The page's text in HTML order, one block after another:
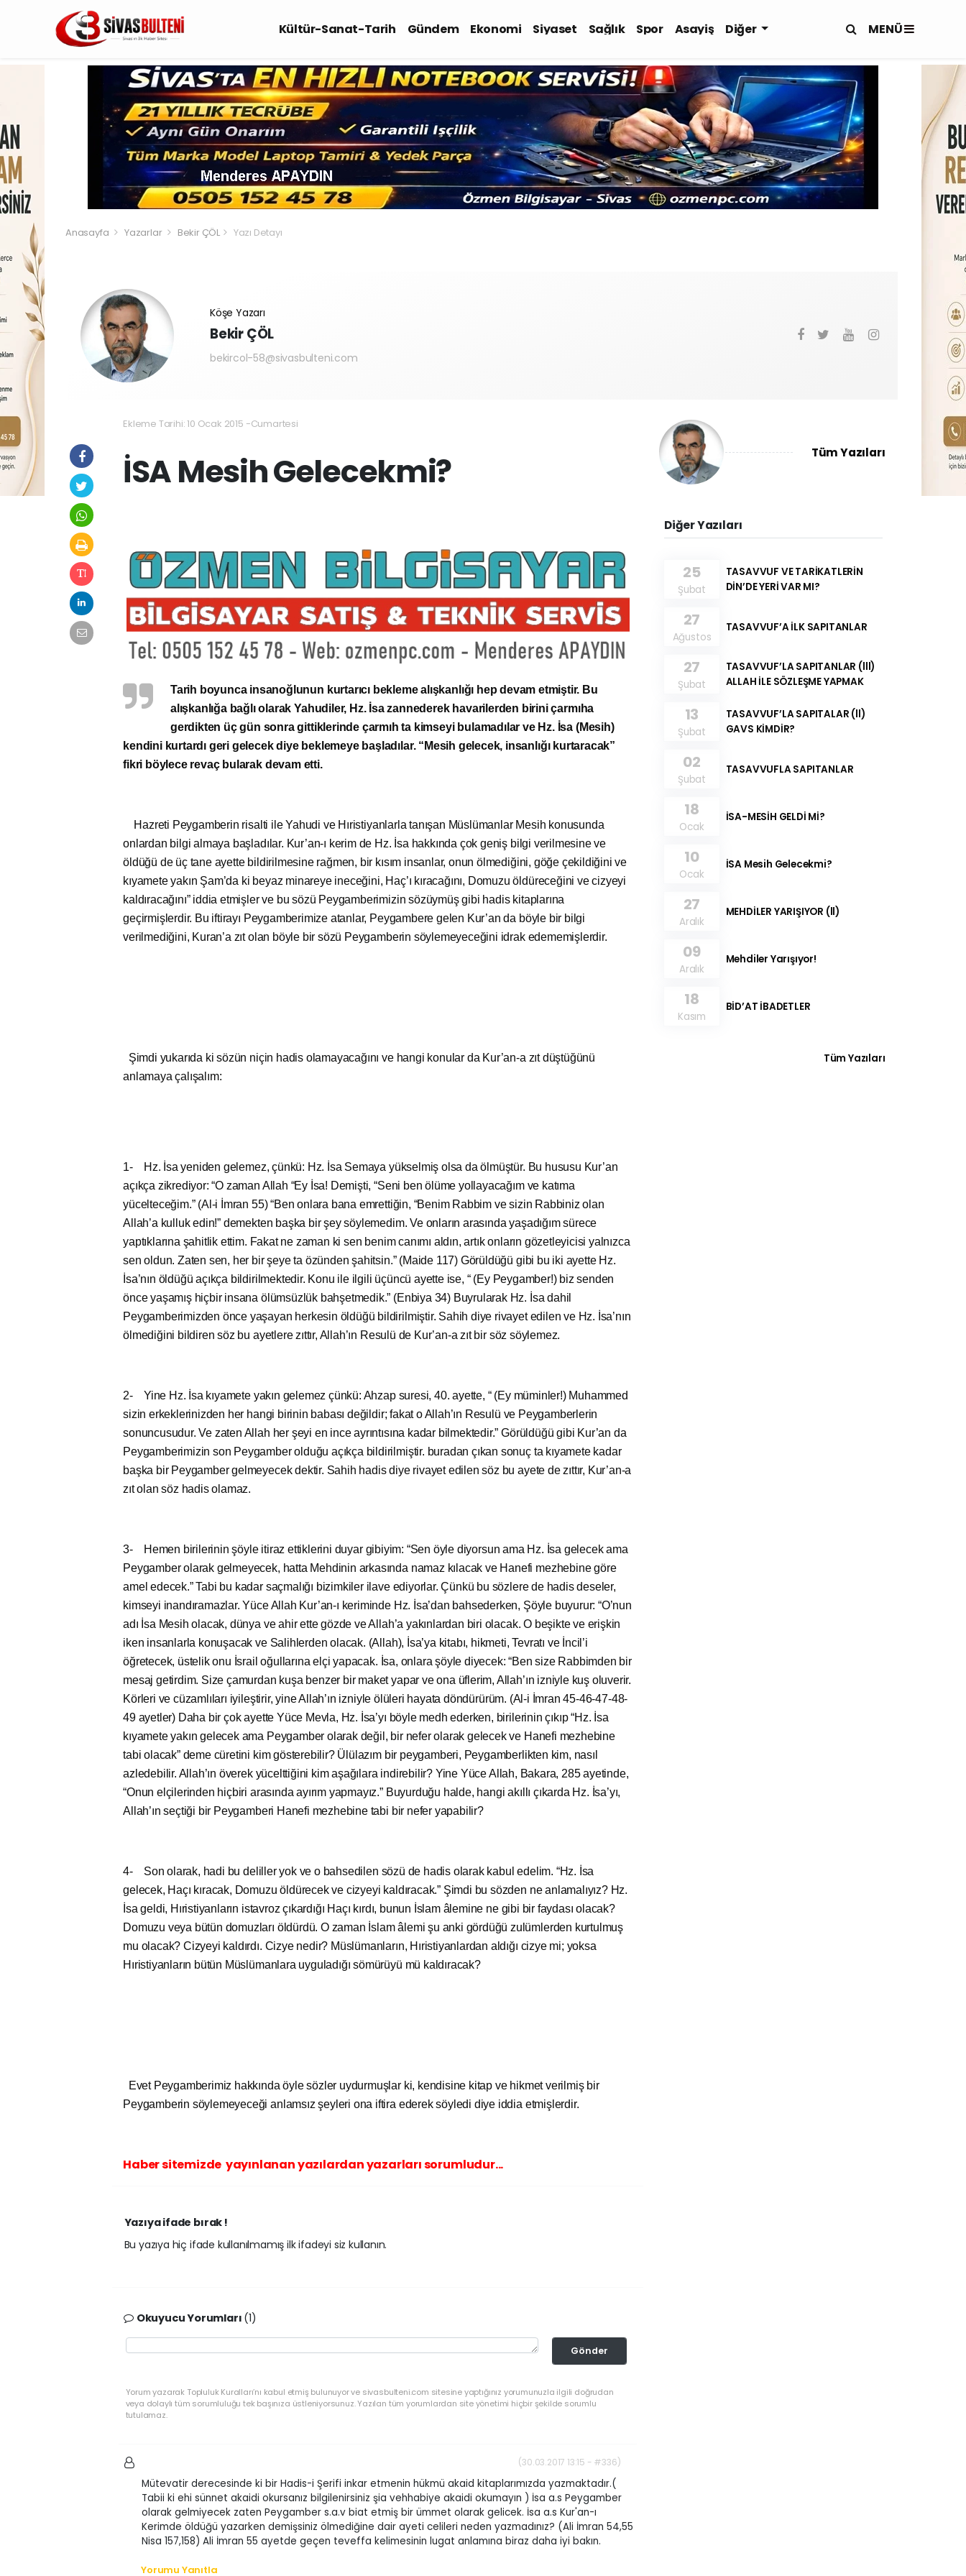
Kültür-Sanat-Tarih Gündem Ekonomi Siyaset Sağlık Spor Asayiş Diğer MENÜ
Anasayfa Yazarlar Bekir ÇÖL Yazı Detayı
Köşe Yazarı
Bekir ÇÖL
bekircol-58@sivasbulteni.com
Ekleme Tarihi: 10 Ocak 2015 -Cumartesi
İSA Mesih Gelecekmi?
Tarih boyunca insanoğlunun kurtarıcı bekleme alışkanlığı hep devam etmiştir. Bu
alışkanlığa bağlı olarak Yahudiler, Hz. İsa zannederek havarilerden birini çarmıha
gerdikten üç gün sonra gittiklerinde çarmıh ta kimseyi bulamadılar ve Hz. İsa (Mesih)
kendini kurtardı geri gelecek diye beklemeye başladılar. “Mesih gelecek, insanlığı kurtaracak”
fikri böylece revaç bularak devam etti.
Hazreti Peygamberin risalti ile Yahudi ve Hıristiyanlarla tanışan Müslümanlar Mesih konusunda
onlardan bilgi almaya başladılar. Kur’an-ı kerim de Hz. İsa hakkında çok geniş bilgi verilmesine ve
öldüğü de üç tane ayette bildirilmesine rağmen, bir kısım insanlar, onun ölmediğini, göğe çekildiğini ve
kıyamete yakın Şam’da ki beyaz minareye ineceğini, Haç’ı kıracağını, Domuzu öldüreceğini ve cizyeyi
kaldıracağını” iddia etmişler ve bu sözü Peygamberimizin sözüymüş gibi hadis kitaplarına
geçirmişlerdir. Bu iftirayı Peygamberimize atanlar, Peygambere gelen Kur’an da böyle bir bilgi
verilmediğini, Kuran’a zıt olan böyle bir sözü Peygamberin söylemeyeceğini idrak edememişlerdir.
Şimdi yukarıda ki sözün niçin hadis olamayacağını ve hangi konular da Kur’an-a zıt düştüğünü
anlamaya çalışalım:
1- Hz. İsa yeniden gelemez, çünkü: Hz. İsa Semaya yükselmiş olsa da ölmüştür. Bu hususu Kur’an
açıkça zikrediyor: “O zaman Allah “Ey İsa! Demişti, “Seni ben ölüme yollayacağım ve katıma
yücelteceğim.” (Al-i İmran 55) “Ben onlara bana emrettiğin, “Benim Rabbim ve sizin Rabbiniz olan
Allah’a kulluk edin!” demekten başka bir şey söylemedim. Ve onların arasında yaşadığım sürece
yaptıklarına şahitlik ettim. Fakat ne zaman ki sen benim canımı aldın, artık onların gözetleyicisi yalnızca
sen oldun. Zaten sen, her bir şeye ta özünden şahitsin.” (Maide 117) Görüldüğü gibi bu iki ayette Hz.
İsa’nın öldüğü açıkça bildirilmektedir. Konu ile ilgili üçüncü ayette ise, “ (Ey Peygamber!) biz senden
önce yaşamış hiçbir insana ölümsüzlük bahşetmedik.” (Enbiya 34) Buyrularak Hz. İsa dahil
Peygamberimizden önce yaşayan herkesin öldüğü bildirilmiştir. Sahih diye rivayet edilen ve Hz. İsa’nın
ölmediğini bildiren söz bu ayetlere zıttır, Allah’ın Resulü de Kur’an-a zıt bir söz söylemez.
2- Yine Hz. İsa kıyamete yakın gelemez çünkü: Ahzap suresi, 40. ayette, “ (Ey müminler!) Muhammed
sizin erkeklerinizden her hangi birinin babası değildir; fakat o Allah’ın Resulü ve Peygamberlerin
sonuncusudur. Ve zaten Allah her şeyi en ince ayrıntısına kadar bilmektedir.” Görüldüğü gibi Kur’an da
Peygamberimizin son Peygamber olduğu açıkça bildirilmiştir. buradan çıkan sonuç ta kıyamete kadar
başka bir Peygamber gelmeyecek dektir. Sahih hadis diye rivayet edilen söz bu ayete de zıttır, Kur’an-a
zıt olan söz hadis olamaz.
3- Hemen birilerinin şöyle itiraz ettiklerini duyar gibiyim: “Sen öyle diyorsun ama Hz. İsa gelecek ama
Peygamber olarak gelmeyecek, hatta Mehdinin arkasında namaz kılacak ve Hanefi mezhebine göre
amel edecek.” Tabi bu kadar saçmalığı bizimkiler ilave ediyorlar. Çünkü bu sözlere de hadis deseler,
kimseyi inandıramazlar. Yüce Allah Kur’an-ı keriminde Hz. İsa’dan bahsederken, Şöyle buyurur: “O’nun
adı İsa Mesih olacak, dünya ve ahir ette gözde ve Allah’a yakınlardan biri olacak. O beşikte ve erişkin
iken insanlarla konuşacak ve Salihlerden olacak. (Allah), İsa’ya kitabı, hikmeti, Tevratı ve İncil’i
öğretecek, üstelik onu İsrail oğullarına elçi yapacak. İsa, onlara şöyle diyecek: “Ben size Rabbimden bir
mesaj getirdim. Size çamurdan kuşa benzer bir maket yapar ve ona üflerim, Allah’ın izniyle kuş oluverir.
Körleri ve cüzamlıları iyileştirir, yine Allah’ın izniyle ölüleri hayata döndürürüm. (Al-i İmran 45-46-47-48-
49 ayetler) Daha bir çok ayette Yüce Mevla, Hz. İsa’yı böyle medh ederken, birilerinin çıkıp “Hz. İsa
kıyamete yakın gelecek ama Peygamber olarak değil, bir nefer olarak gelecek ve Hanefi mezhebine
tabi olacak” deme cüretini kim gösterebilir? Ülülazım bir peygamberi, Peygamberlikten kim, nasıl
azledebilir. Allah’ın överek yücelttiğini kim aşağılara indirebilir? Yine Yüce Allah, Bakara, 285 ayetinde,
“Onun elçilerinden hiçbiri arasında ayırım yapmayız.” Buyurduğu halde, hangi akıllı çıkarda Hz. İsa’yı,
Allah’ın seçtiği bir Peygamberi Hanefi mezhebine tabi bir nefer yapabilir?
4- Son olarak, hadi bu deliller yok ve o bahsedilen sözü de hadis olarak kabul edelim. “Hz. İsa
gelecek, Haçı kıracak, Domuzu öldürecek ve cizyeyi kaldıracak.” Şimdi bu sözden ne anlamalıyız? Hz.
İsa geldi, Hıristiyanların istavroz çıkardığı Haçı kırdı, bunun İslam âlemine ne gibi bir faydası olacak?
Domuzu veya bütün domuzları öldürdü. O zaman İslam âlemi şu anki gördüğü zulümlerden kurtulmuş
mu olacak? Cizyeyi kaldırdı. Cizye nedir? Müslümanların, Hıristiyanlardan aldığı cizye mi; yoksa
Hıristiyanların bütün Müslümanlara uyguladığı sömürüyü mü kaldıracak?
Evet Peygamberimiz hakkında öyle sözler uydurmuşlar ki, kendisine kitap ve hikmet verilmiş bir
Peygamberin söylemeyeceği anlamsız şeyleri ona iftira ederek söyledi diye iddia etmişlerdir.
Haber sitemizde yayınlanan yazılardan yazarları sorumludur...
Yazıya ifade bırak !
Bu yazıya hiç ifade kullanılmamış ilk ifadeyi siz kullanın.
Okuyucu Yorumları (1)
Gönder
Yorum yazarak Topluluk Kuralları’nı kabul etmiş bulunuyor ve sivasbulteni.com sitesine yaptığınız yorumunuzla ilgili doğrudan
veya dolaylı tüm sorumluluğu tek başınıza üstleniyorsunuz. Yazılan tüm yorumlardan site yönetimi hiçbir şekilde sorumlu
tutulamaz.
(30.03.2017 13:15 - #336)
Mütevatir derecesinde ki bir Hadis-i Şerifi inkar etmenin hükmü akaid kitaplarımızda yazmaktadır.(
Tabii ki ehi sünnet akaidi okursanız bilgilenirsiniz şia vehhabiye akaidi okumayın ) İsa a.s Peygamber
olarak gelmiyecek zaten Peygamber s.a.v biat etmiş bir ümmet olarak gelicek. İsa a.s Kur'an-ı
Kerimde öldüğü yazarken demişsiniz ölmediğine dair ayeti celileri neden yazmadınız? (Ali İmran 54,55
Nisa 157,158) Ali İmran 55 ayetde geçen teveffa kelimesinin lugat anlamına biraz daha iyi bakın.
Yorumu Yanıtla
Tüm Yazıları
Diğer Yazıları
25
Şubat
TASAVVUF VE TARİKATLERİN
DİN’DE YERİ VAR MI?
27
Ağustos
TASAVVUF’A İLK SAPITANLAR
27
Şubat
TASAVVUF’LA SAPITANLAR (lll)
ALLAH İLE SÖZLEŞME YAPMAK
13
Şubat
TASAVVUF’LA SAPITALAR (ll)
GAVS KİMDİR?
02
Şubat
TASAVVUFLA SAPITANLAR
18
Ocak
İSA-MESİH GELDİ Mİ?
10
Ocak
İSA Mesih Gelecekmi?
27
Aralık
MEHDİLER YARIŞIYOR (ll)
09
Aralık
Mehdiler Yarışıyor!
18
Kasım
BİD’AT İBADETLER
Tüm Yazıları